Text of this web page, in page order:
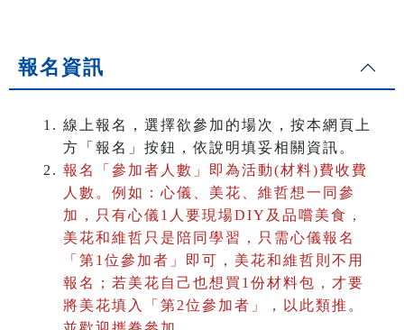
報名資訊
線上報名，選擇欲參加的場次，按本網頁上
方「報名」按鈕，依說明填妥相關資訊。
報名「參加者人數」即為活動(材料)費收費
人數。 例如：心儀、美花、維哲想一同參
加，只有心儀1人要現場DIY及品嚐美食，
美花和維哲只是陪同學習，只需心儀報名
「第1位參加者」即可，美花和維哲則不用
報名；若美花自己也想買1份材料包，才要
將美花填入「第2位參加者」，以此類推。